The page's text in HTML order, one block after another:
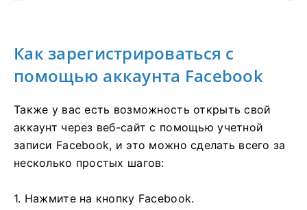
Как зарегистрироваться с
помощью аккаунта Facebook
Также у вас есть возможность открыть свой
аккаунт через веб-сайт с помощью учетной
записи Facebook, и это можно сделать всего за
несколько простых шагов:
1. Нажмите на кнопку Facebook.